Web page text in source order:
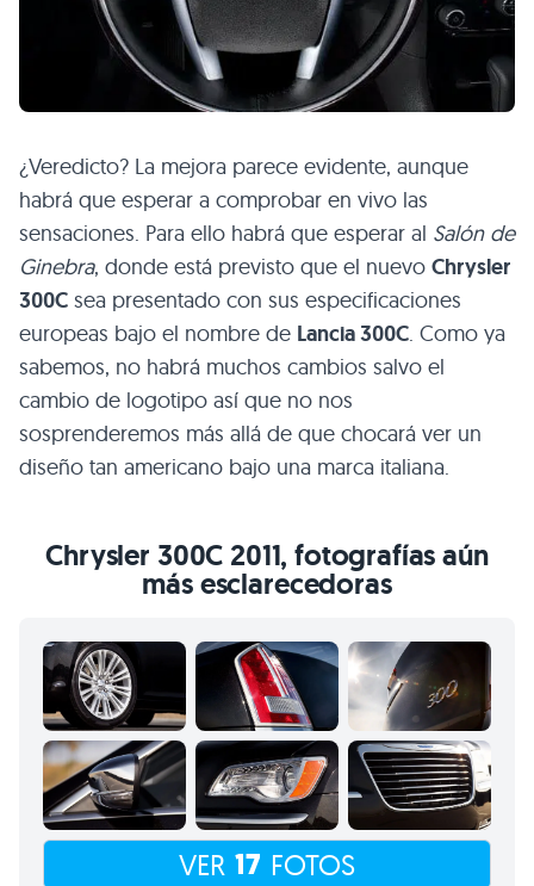
¿Veredicto? La mejora parece evidente, aunque
habrá que esperar a comprobar en vivo las
sensaciones. Para ello habrá que esperar al Salón de
Ginebra, donde está previsto que el nuevo Chrysler
300C sea presentado con sus especificaciones
europeas bajo el nombre de Lancia 300C. Como ya
sabemos, no habrá muchos cambios salvo el
cambio de logotipo así que no nos
sosprenderemos más allá de que chocará ver un
diseño tan americano bajo una marca italiana.
Chrysler 300C 2011, fotografías aún
más esclarecedoras
VER 17 FOTOS